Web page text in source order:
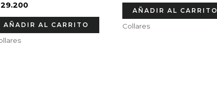
29.200
AÑADIR AL CARRITO
AÑADIR AL CARRITO
Collares